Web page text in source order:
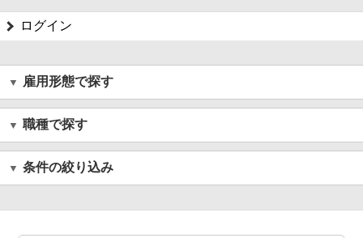
ログイン
雇用形態で探す
職種で探す
条件の絞り込み